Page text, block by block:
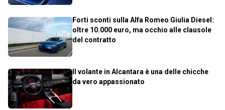
Forti sconti sulla Alfa Romeo Giulia Diesel:
oltre 10.000 euro, ma occhio alle clausole
del contratto
Il volante in Alcantara è una delle chicche
da vero appassionato